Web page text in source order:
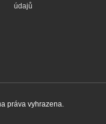
údajů
práva vyhrazena.